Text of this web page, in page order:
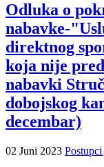
Odluka o
nabavke-
direktnog
koja nije
nabavki
dobojskog
decembar)
02 Juni 2023